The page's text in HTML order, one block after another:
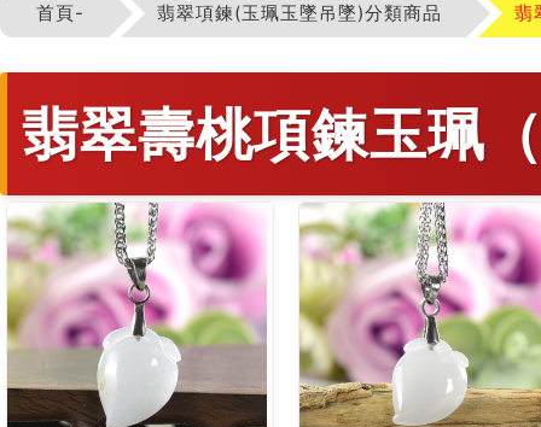
首頁- 翡翠項鍊(玉珮玉墜吊墜)分類商品 翡
翡翠壽桃項鍊玉珮